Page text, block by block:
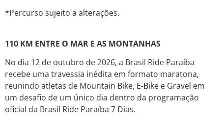
*Percurso sujeito a alterações.
110 KM ENTRE O MAR E AS MONTANHAS
No dia 12 de outubro de 2026, a Brasil Ride Paraíba
recebe uma travessia inédita em formato maratona,
reunindo atletas de Mountain Bike, E-Bike e Gravel em
um desafio de um único dia dentro da programação
oficial da Brasil Ride Paraíba 7 Dias.